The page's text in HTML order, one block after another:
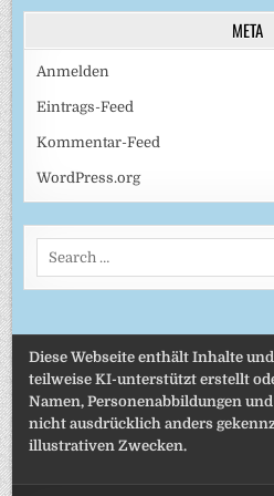
META
Anmelden
Eintrags-Feed
Kommentar-Feed
WordPress.org
Diese Webseite enthält Inhalte
teilweise KI-unterstützt erstellt
Namen, Personenabbildungen
nicht ausdrücklich anders
illustrativen Zwecken.